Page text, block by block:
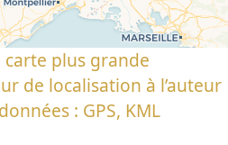
plus grande
de localisation à l’auteur
: GPS, KML